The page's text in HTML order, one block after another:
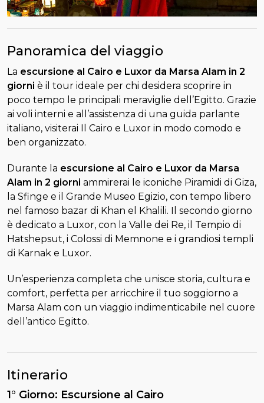
Panoramica del viaggio
La escursione al Cairo e Luxor da Marsa Alam in 2
giorni è il tour ideale per chi desidera scoprire in
poco tempo le principali meraviglie dell’Egitto. Grazie
ai voli interni e all’assistenza di una guida parlante
italiano, visiterai Il Cairo e Luxor in modo comodo e
ben organizzato.
Durante la escursione al Cairo e Luxor da Marsa
Alam in 2 giorni ammirerai le iconiche Piramidi di Giza,
la Sfinge e il Grande Museo Egizio, con tempo libero
nel famoso bazar di Khan el Khalili. Il secondo giorno
è dedicato a Luxor, con la Valle dei Re, il Tempio di
Hatshepsut, i Colossi di Memnone e i grandiosi templi
di Karnak e Luxor.
Un’esperienza completa che unisce storia, cultura e
comfort, perfetta per arricchire il tuo soggiorno a
Marsa Alam con un viaggio indimenticabile nel cuore
dell’antico Egitto.
Itinerario
1° Giorno: Escursione al Cairo